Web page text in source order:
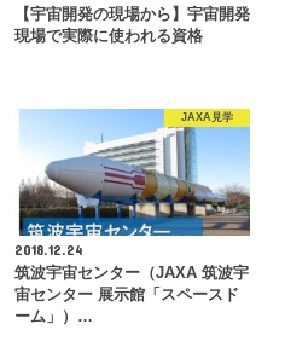
【宇宙開発の現場から】宇宙開発
現場で実際に使われる資格
JAXA見学
2018.12.24
筑波宇宙センター（JAXA 筑波宇
宙センター 展示館「スペースド
ーム」）…